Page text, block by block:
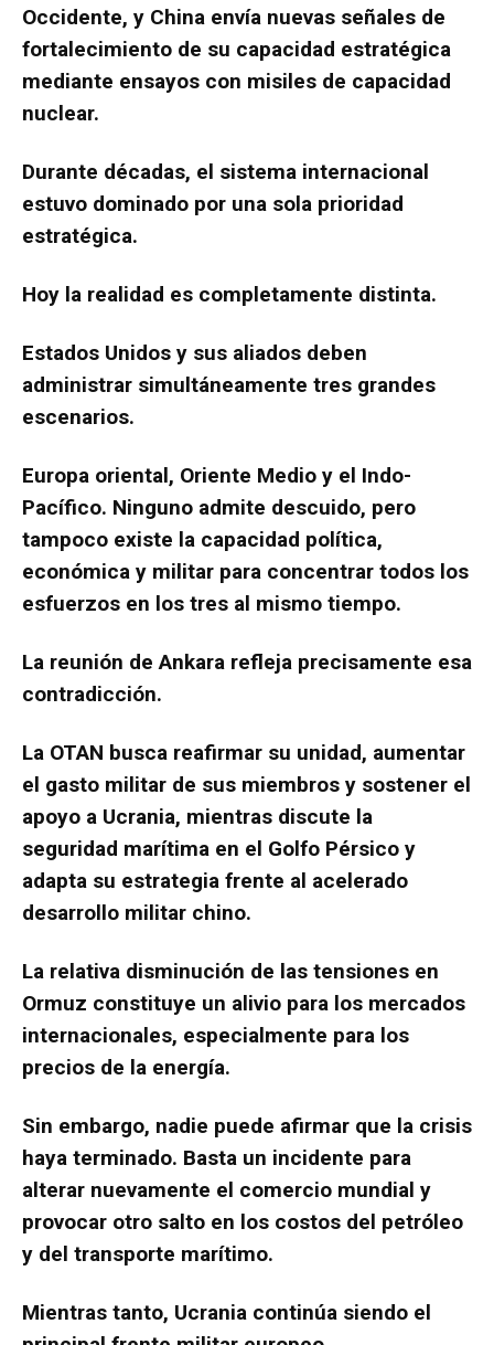
Occidente, y China envía nuevas señales de
fortalecimiento de su capacidad estratégica
mediante ensayos con misiles de capacidad
nuclear.
Durante décadas, el sistema internacional
estuvo dominado por una sola prioridad
estratégica.
Hoy la realidad es completamente distinta.
Estados Unidos y sus aliados deben
administrar simultáneamente tres grandes
escenarios.
Europa oriental, Oriente Medio y el Indo-
Pacífico. Ninguno admite descuido, pero
tampoco existe la capacidad política,
económica y militar para concentrar todos los
esfuerzos en los tres al mismo tiempo.
La reunión de Ankara refleja precisamente esa
contradicción.
La OTAN busca reafirmar su unidad, aumentar
el gasto militar de sus miembros y sostener el
apoyo a Ucrania, mientras discute la
seguridad marítima en el Golfo Pérsico y
adapta su estrategia frente al acelerado
desarrollo militar chino.
La relativa disminución de las tensiones en
Ormuz constituye un alivio para los mercados
internacionales, especialmente para los
precios de la energía.
Sin embargo, nadie puede afirmar que la crisis
haya terminado. Basta un incidente para
alterar nuevamente el comercio mundial y
provocar otro salto en los costos del petróleo
y del transporte marítimo.
Mientras tanto, Ucrania continúa siendo el